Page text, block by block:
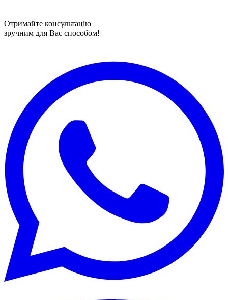
Отримайте консультацію
зручним для Вас способом!